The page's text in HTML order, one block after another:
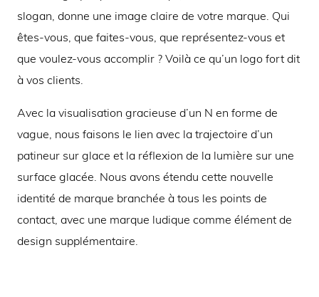
slogan, donne une image claire de votre marque. Qui
êtes-vous, que faites-vous, que représentez-vous et
que voulez-vous accomplir ? Voilà ce qu’un logo fort dit
à vos clients.
Avec la visualisation gracieuse d’un N en forme de
vague, nous faisons le lien avec la trajectoire d’un
patineur sur glace et la réflexion de la lumière sur une
surface glacée. Nous avons étendu cette nouvelle
identité de marque branchée à tous les points de
contact, avec une marque ludique comme élément de
design supplémentaire.